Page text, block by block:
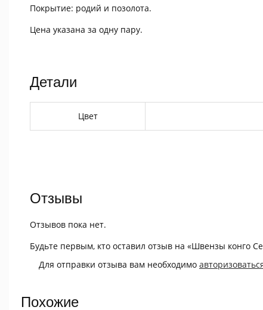
Покрытие: родий и позолота.
Цена указана за одну пару.
Детали
Цвет
Отзывы
Отзывов пока нет.
Будьте первым, кто оставил отзыв на «Швензы конго
Для отправки отзыва вам необходимо
Похожие